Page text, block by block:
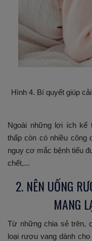
Hình 4. Bí quyết giúp
Ngoài những lợi ích kể
thấp còn có nhiều công
nguy cơ mắc bệnh tiểu
chết,...
2. NÊN UỐNG
MANG
Từ những chia sẻ trên,
loại rượu vang dành